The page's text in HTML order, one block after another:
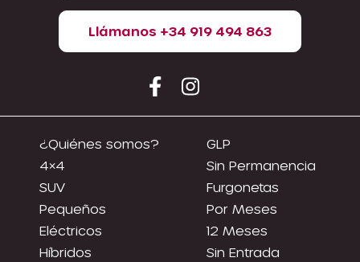
Llámanos +34 919 494 863
¿Quiénes somos?
4×4
SUV
Pequeños
Eléctricos
Híbridos
GLP
Sin Permanencia
Furgonetas
Por Meses
12 Meses
Sin Entrada